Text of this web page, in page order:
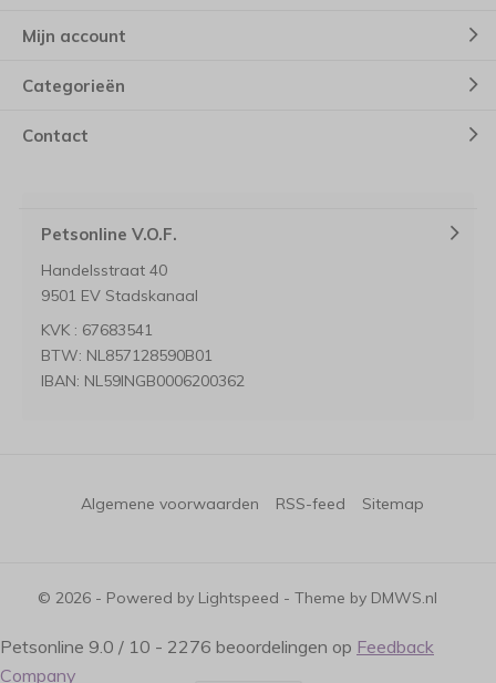
Mijn account
Categorieën
Contact
Petsonline V.O.F.
Handelsstraat 40
9501 EV Stadskanaal
KVK : 67683541
BTW: NL857128590B01
IBAN: NL59INGB0006200362
© 2026 - Powered by Lightspeed - Theme by DMWS.nl
Algemene voorwaarden RSS-feed Sitemap
Petsonline 9.0 / 10 - 2276 beoordelingen op Feedback
Company